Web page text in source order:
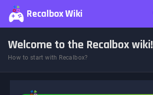
Recalbox Wiki
Welcome to the Recalbox wiki!
How to start with Recalbox?